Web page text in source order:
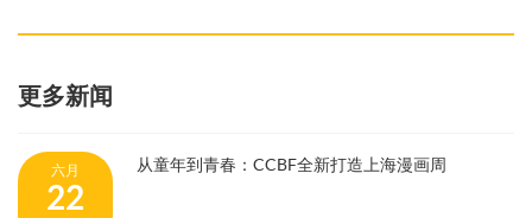
更多新闻
六月
22
从童年到青春：CCBF全新打造上海漫画周